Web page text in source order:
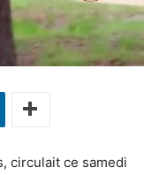
circulait ce samedi